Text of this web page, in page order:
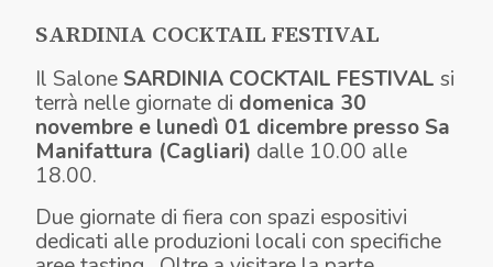
SARDINIA COCKTAIL FESTIVAL
Il Salone SARDINIA COCKTAIL FESTIVAL si
terrà nelle giornate di domenica 30
novembre e lunedì 01 dicembre presso Sa
Manifattura (Cagliari) dalle 10.00 alle
18.00.
Due giornate di fiera con spazi espositivi
dedicati alle produzioni locali con specifiche